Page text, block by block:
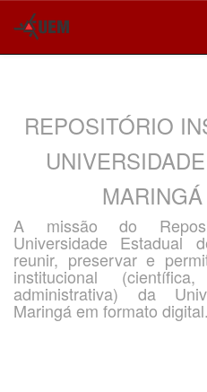
REPOSITÓRIO
A missão do
Universidade Estadual
reunir, preservar e
institucional
administrativa) da
Maringá em formato digital.